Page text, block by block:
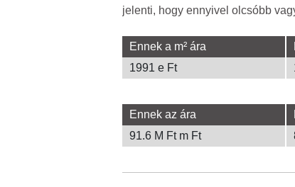
jelenti, hogy ennyivel olcsóbb
Ennek a m² ára
1991 e Ft
Ennek az ára
91.6 M Ft m Ft